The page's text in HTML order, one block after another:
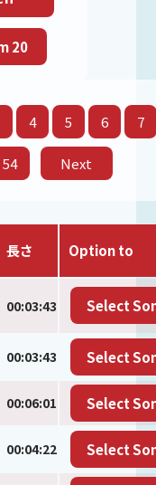
4 5 6 7
54 Next
長さ Option to
00:03:43 Select
00:03:43 Select
00:06:01 Select
00:04:22 Select